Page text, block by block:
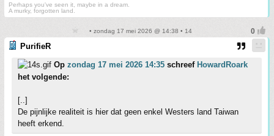
Perhaps you've seen it, maybe in a dream.
A murky, forgotten land.
• zondag 17 mei 2026 @ 14:38 • 14
PurifieR
Op zondag 17 mei 2026 14:35 schreef HowardRoark
het volgende:
[..]
De pijnlijke realiteit is hier dat geen enkel Westers land Taiwan
heeft erkend.